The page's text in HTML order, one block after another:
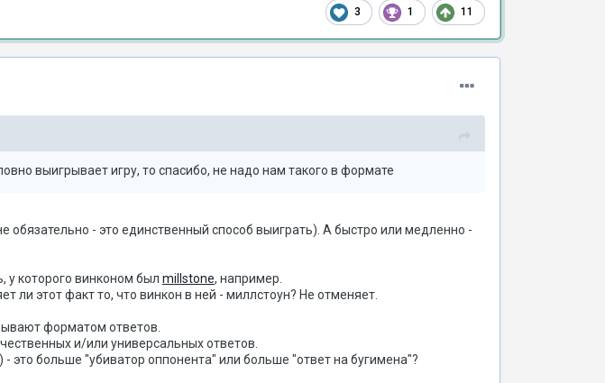
3 1 11
выигрывает игру, то спасибо, не надо нам такого в формате
обязательно - это единственный способ выиграть). А быстро или медленно -
которого винконом был millstone, например.
ли этот факт то, что винкон в ней - миллстоун? Не отменяет.
форматом ответов.
и/или универсальных ответов.
это больше "убиватор оппонента" или больше "ответ на бугимена"?